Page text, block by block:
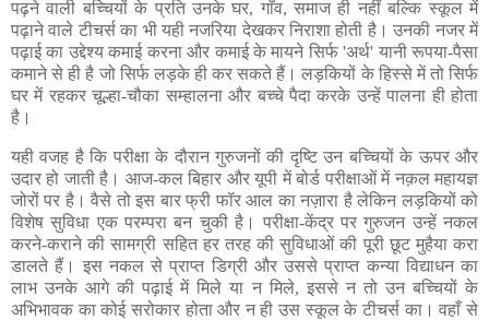
पढ़ने वाली बच्चियों के प्रति उनके घर, गाँव, समाज ही नहीं बल्कि स्कूल में
पढ़ाने वाले टीचर्स का भी यही नजरिया देखकर निराशा होती है। उनकी नजर में
पढ़ाई का उद्देश्य कमाई करना और कमाई के मायने सिर्फ 'अर्थ' यानी रूपया-पैसा
कमाने से ही है जो सिर्फ लड़के ही कर सकते हैं। लड़कियों के हिस्से में तो सिर्फ
घर में रहकर चूल्हा-चौका सम्हालना और बच्चे पैदा करके उन्हें पालना ही होता
है।
यही वजह है कि परीक्षा के दौरान गुरुजनों की दृष्टि उन बच्चियों के ऊपर और
उदार हो जाती है। आज-कल बिहार और यूपी में बोर्ड परीक्षाओं में नक़ल महायज्ञ
जोरों पर है। वैसे तो इस बार फ्री फॉर आल का नज़ारा है लेकिन लड़कियों को
विशेष सुविधा एक परम्परा बन चुकी है। परीक्षा-केंद्र पर गुरुजन उन्हें नकल
करने-कराने की सामग्री सहित हर तरह की सुविधाओं की पूरी छूट मुहैया करा
डालते हैं। इस नकल से प्राप्त डिग्री और उससे प्राप्त कन्या विद्याधन का
लाभ उनके आगे की पढ़ाई में मिले या न मिले, इससे न तो उन बच्चियों के
अभिभावक का कोई सरोकार होता और न ही उस स्कूल के टीचर्स का। वहाँ से